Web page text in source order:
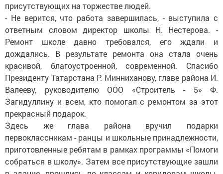
присутствующих на торжестве людей.
- Не верится, что работа завершилась, - выступила с
ответным словом директор школы Н. Нестерова. -
Ремонт школе давно требовался, его ждали и
дождались. В результате ремонта она стала очень
красивой, благоустроенной, современной. Спасибо
Президенту Татарстана Р. Минниханову, главе района И.
Валееву, руководителю ООО «Строитель - 5» Ф.
Загидуллину и всем, кто помогал с ремонтом за этот
прекрасный подарок.
Здесь же глава района вручил подарки
первоклассникам - ранцы и школьные принадлежности,
приготовленные ребятам в рамках программы «Помоги
собраться в школу». Затем все присутствующие зашли